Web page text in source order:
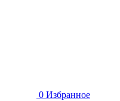
0 Избранное